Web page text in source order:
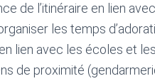
de l’itinéraire en lien
les temps
lien avec les écoles et
de proximité